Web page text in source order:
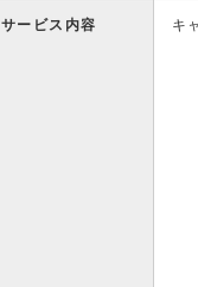
サービス内容 キ